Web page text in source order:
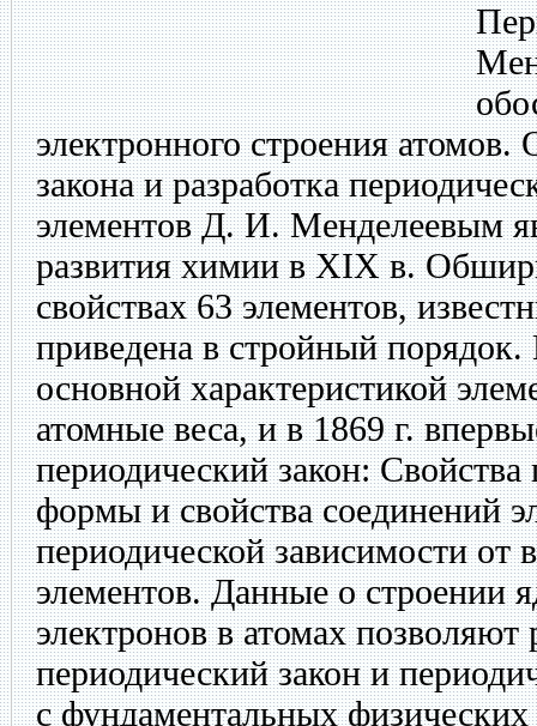
электронного строения атомов.
закона и разработка
элементов Д. И. Менделеевым
развития химии в XIX в.
свойствах 63 элементов,
приведена в стройный порядок.
основной характеристикой
атомные веса, и в 1869 г.
периодический закон:
формы и свойства соединений
периодической зависимости от
элементов. Данные о строении
электронов в атомах позволяют
периодический закон и
с фундаментальных